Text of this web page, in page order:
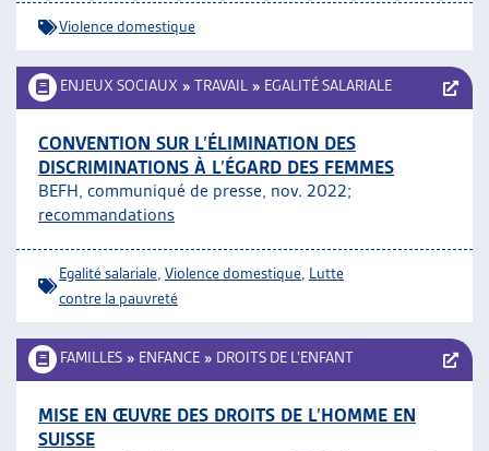
Violence domestique
ENJEUX SOCIAUX » TRAVAIL » EGALITÉ SALARIALE
CONVENTION SUR L’ÉLIMINATION DES
DISCRIMINATIONS À L’ÉGARD DES FEMMES
BEFH, communiqué de presse, nov. 2022;
recommandations
Egalité salariale Violence domestique Lutte
contre la pauvreté
FAMILLES » ENFANCE » DROITS DE L’ENFANT
MISE EN ŒUVRE DES DROITS DE L’HOMME EN
SUISSE